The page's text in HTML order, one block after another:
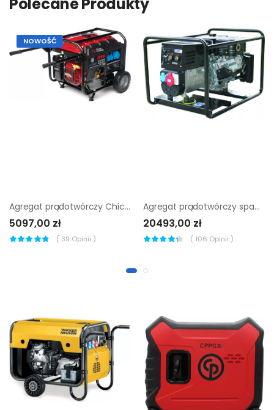
NOWOŚĆ
Agregat prądotwórczy Chicago Pneumatic CPPG 5 |
5097,00 zł
( 39 Opinii )
Agregat prądotwórczy spawalniczy Sumera Motor smw-300dce-K
20493,00 zł
( 106 Opinii )